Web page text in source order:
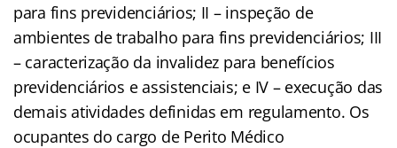
para fins previdenciários; II – inspeção de
ambientes de trabalho para fins previdenciários; III
– caracterização da invalidez para benefícios
previdenciários e assistenciais; e IV – execução das
demais atividades definidas em regulamento. Os
ocupantes do cargo de Perito Médico